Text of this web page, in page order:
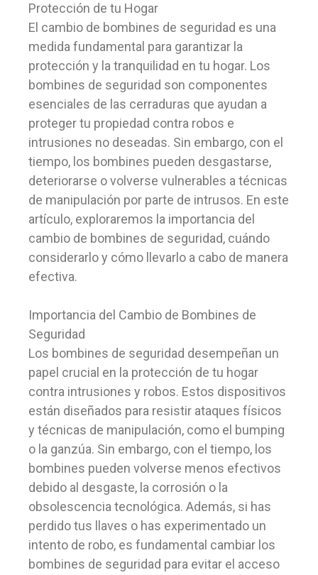
Protección de tu Hogar
El cambio de bombines de seguridad es una
medida fundamental para garantizar la
protección y la tranquilidad en tu hogar. Los
bombines de seguridad son componentes
esenciales de las cerraduras que ayudan a
proteger tu propiedad contra robos e
intrusiones no deseadas. Sin embargo, con el
tiempo, los bombines pueden desgastarse,
deteriorarse o volverse vulnerables a técnicas
de manipulación por parte de intrusos. En este
artículo, exploraremos la importancia del
cambio de bombines de seguridad, cuándo
considerarlo y cómo llevarlo a cabo de manera
efectiva.
Importancia del Cambio de Bombines de
Seguridad
Los bombines de seguridad desempeñan un
papel crucial en la protección de tu hogar
contra intrusiones y robos. Estos dispositivos
están diseñados para resistir ataques físicos
y técnicas de manipulación, como el bumping
o la ganzúa. Sin embargo, con el tiempo, los
bombines pueden volverse menos efectivos
debido al desgaste, la corrosión o la
obsolescencia tecnológica. Además, si has
perdido tus llaves o has experimentado un
intento de robo, es fundamental cambiar los
bombines de seguridad para evitar el acceso